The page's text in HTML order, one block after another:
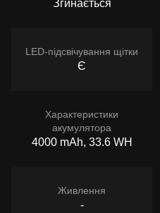
Згинається
LED-підсвічування щітки
Є
Характеристики
акумулятора
4000 mAh, 33.6 WH
Живлення
-